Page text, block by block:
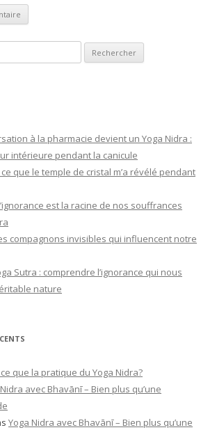
à la pharmacie devient un Yoga Nidra :
intérieure pendant la canicule
que le temple de cristal m’a révélé pendant
est la racine de nos souffrances
compagnons invisibles qui influencent notre
Sutra : comprendre l’ignorance qui nous
nature
ce que la pratique du Yoga Nidra?
avec Bhavānī – Bien plus qu’une
Yoga Nidra avec Bhavānī – Bien plus qu’une